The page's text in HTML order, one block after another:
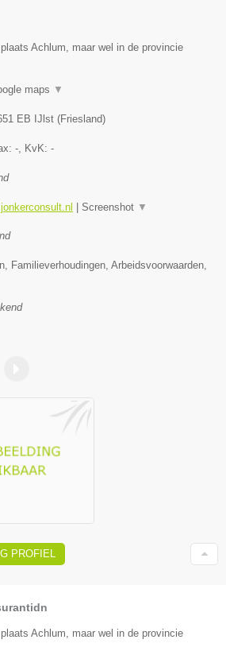
Achlum, maar wel in de provincie
maps ▼
EB IJlst (Friesland)
- , KvK: -
Screenshot ▼
Familieverhoudingen, Arbeidsvoorwaarden,
PROFIEL
Achlum, maar wel in de provincie